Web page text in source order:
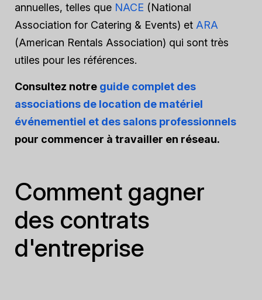
annuelles, telles que NACE (National
Association for Catering & Events) et ARA
(American Rentals Association) qui sont très
utiles pour les références.
Consultez notre guide complet des
associations de location de matériel
événementiel et des salons professionnels
pour commencer à travailler en réseau.
Comment gagner
des contrats
d'entreprise